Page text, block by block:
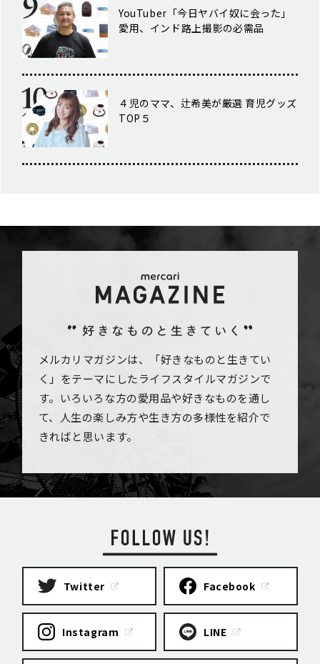
YouTuber「今日ヤバイ奴に会った」
愛用、インド路上撮影の必需品
４児のママ、辻希美が厳選 育児グッズ
TOP５
メルカリマガジンは、「好きなものと生きてい
く」をテーマにしたライフスタイルマガジンで
す。いろいろな方の愛用品や好きなものを通し
て、人生の楽しみ方や生き方の多様性を紹介で
きればと思います。
Twitter Facebook
Instagram LINE